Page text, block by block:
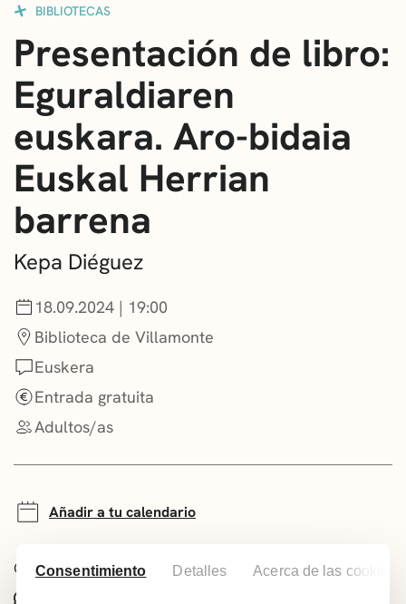
Consentimiento Detalles Acerca de las cookies
NOTICIAS
GETXO KULTURA
ASOCIACIONES CULTURALES
BIBLIOTECAS
Presentación de libro:
Eguraldiaren
euskara. Aro-bidaia
Euskal Herrian
barrena
Kepa Diéguez
18.09.2024 | 19:00
Biblioteca de Villamonte
Euskera
Entrada gratuita
Adultos/as
Añadir a tu calendario
Comparte este evento: